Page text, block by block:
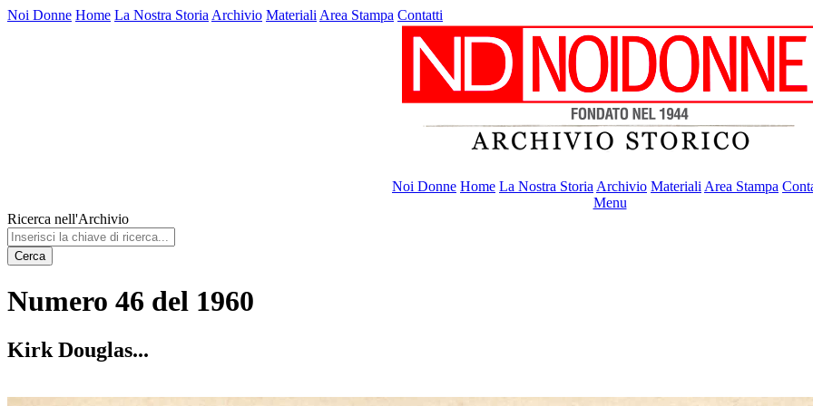
Noi Donne Home La Nostra Storia Archivio Materiali Area Stampa Contatti
Noi Donne Home La Nostra Storia Archivio Materiali Area Stampa
Menu
Ricerca nell'Archivio
Cerca
Numero 46 del 1960
Kirk Douglas...